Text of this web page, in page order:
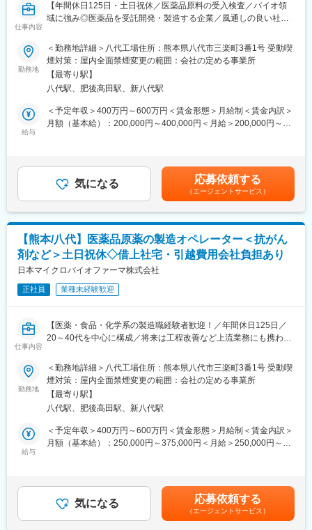
経験豊富な社員が多く、薬剤師資格をもっているメンバーも在籍
しており、ＯＪＴにて業務のキャッチアップを手厚くサポートで
■働く魅力など
・マイカー通勤可（駐車場完備）
・借上社宅制度有（条件を満たした場合、一部引越費用補助有）
■当社の特徴
◇自社事業場での就業のため、裁量権を持ち、幅広い業務を遂行
成分である原薬の製法研究段階から製造段階まで幅広く関わるこ
とができ、患者様が期待する医薬品原薬を継続的に世の中に提供
していくことができる点が当社事業の魅力です。
る職種の社員が在籍していますが、目的は同じ「顧客の、そして
患者様の期待に応えること」です。品質、製造コストなど、あら
ゆる条件をクリアし、顧客の要求を達成し、患者様に医薬品を届
けることに大きなやりがいを感じる事業です。
◇営業活動は国内のみならず、グローバルに展開しており、海外
の顧客にも国内と同様の活動を行っています。
変更の範囲：会社の定める業務
仕事内容
【年間休日125日・土日祝休／医薬品原料の受入検査／バイオ領
域に強み◎医薬品を受託開発・製造する企業／風通しの良い社
微生物を応用した特徴あるCDMO（医薬品や有用物質のプロセス
開発・製造支援）事業を展開している当社にて、段階に応じた教
育を実施し、受け入れ原材料の品質管理業務を担当いただきま
す。
■業務内容（一例）
・分析機器の点検校正
・上記に伴う書類・報告書等の作成業務
い年代のメンバーで構成されています
■働く魅力など
・マイカー通勤可（駐車場完備）
・借上社宅制度有（条件を満たした場合、一部引越費用補助有）
■当社の特徴
◇自社事業場での就業のため、裁量権を持ち、幅広い業務を遂行
することが可能です。また、風通しが良く現場の要望を吸い上げ
る環境が整っています。
成分である原薬の製法研究段階から製造段階まで幅広く関わるこ
とができ、患者様が期待する医薬品原薬を継続的に世の中に提供
していくことができる点が当社事業の魅力です。
◇自らの仕事が患者様の生活を支えることに繋がります。あらゆ
患者様の期待に応えること」です。品質、製造コストなど、あら
ゆる条件をクリアし、顧客の要求を達成し、患者様に医薬品を届
変更の範囲：会社の定める業務
勤務地
＜勤務地詳細＞八代工場住所：熊本県八代市三楽町3番1号 受動喫
煙対策：屋内全面禁煙変更の範囲：会社の定める事業所
【最寄り駅】
八代駅、肥後高田駅、新八代駅
給与
＜予定年収＞400万円～600万円＜賃金形態＞月給制＜賃金内訳＞
月額（基本給）：200,000円～400,000円＜月給＞200,000円～
額であり、選考を通じて上下する可能性があります。月給(月額)は
固定手当を含めた表記です。
気になる 応募依頼する
（エージェントサービス）
【熊本/八代】医薬品原薬の製造オペレーター＜抗がん
剤など＞土日祝休◇借上社宅・引越費用会社負担あり
日本マイクロバイオファーマ株式会社
正社員 業種未経験歓迎
仕事内容
【医薬・食品・化学系の製造職経験者歓迎！／年間休日125日／
20～40代を中心に構成／将来は工程改善など上流業務にも携わる
■当社は微生物発酵技術を応用したCDMO（医薬品や有用物質のプ
ロセス開発・製造受託）事業を展開しています。
◆職務内容：医薬品GMPに則った製造業務（3交替勤務）
原料秤量・溶解 ⇒ 合成反応 ⇒ 製品充填 ⇒ 出荷
◆職務詳細（一例）
・製造・作業場所の5S
・設備等の日常・月次点検
・有機溶媒等の受入（タンクローリー等）、産廃排出
勤務地
＜勤務地詳細＞八代工場住所：熊本県八代市三楽町3番1号 受動喫
煙対策：屋内全面禁煙変更の範囲：会社の定める事業所
【最寄り駅】
八代駅、肥後高田駅、新八代駅
給与
＜予定年収＞400万円～600万円＜賃金形態＞月給制＜賃金内訳＞
月額（基本給）：250,000円～375,000円＜月給＞250,000円～
額であり、選考を通じて上下する可能性があります。月給(月額)は
固定手当を含めた表記です。
気になる 応募依頼する
（エージェントサービス）